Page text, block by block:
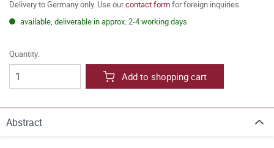
Delivery to Germany only. Use ourcontact formfor foreign inquiries.
available, deliverable in approx. 2-4 working days
Quantity:
Add to shopping cart
Abstract